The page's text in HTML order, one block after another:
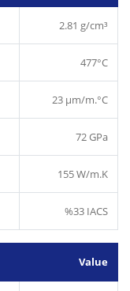
2.81 g/cm³
477°C
23 µm/m.°C
72 GPa
155 W/m.K
%33 IACS
Value